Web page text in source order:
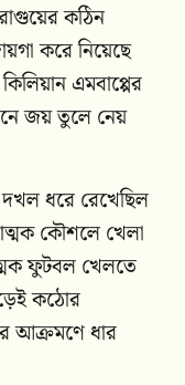
কঠিন
করে নিয়েছে
এমবাপ্পের
জয় তুলে নেয়
ধরে রেখেছিল
কৌশলে খেলা
ফুটবল খেলতে
কঠোর
আক্রমণে ধার